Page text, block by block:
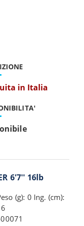
in Italia
6'7'' 16lb
(g): 0 Ing. (cm):